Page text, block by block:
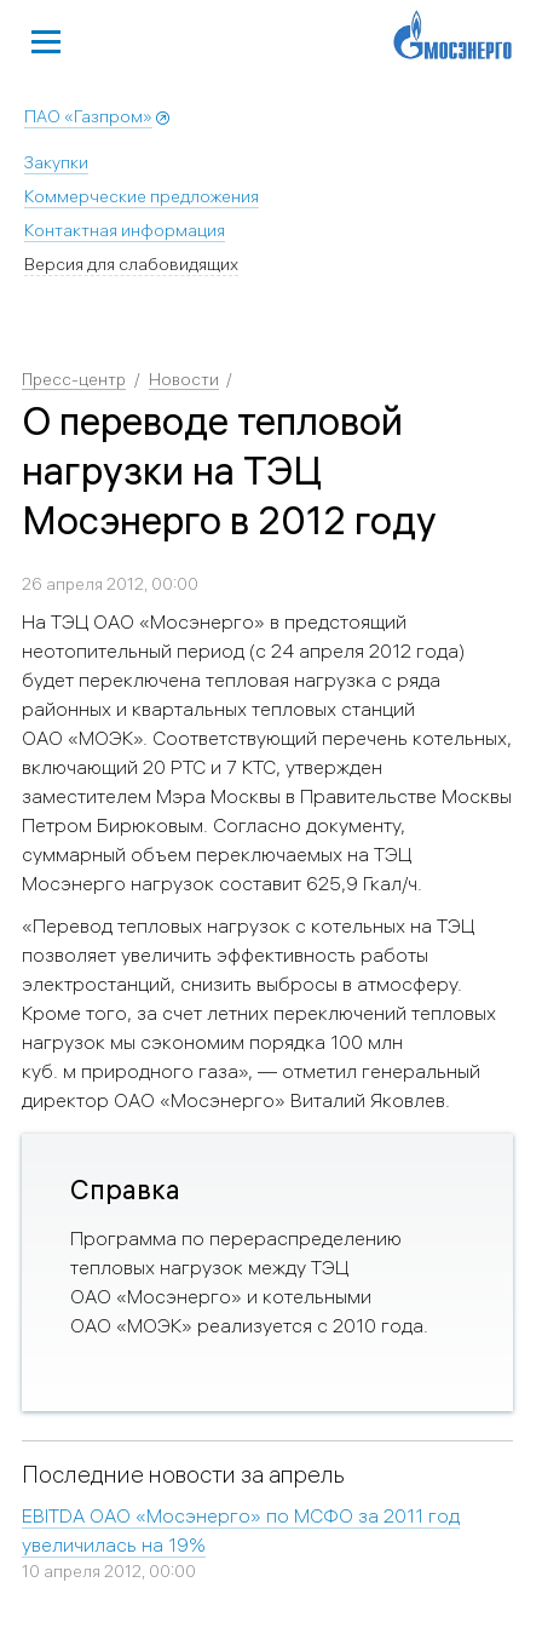
ПАО «Газпром»
Закупки
Коммерческие предложения
Контактная информация
Версия для слабовидящих
Пресс-центр Новости
О переводе тепловой
нагрузки на ТЭЦ
Мосэнерго в 2012 году
26 апреля 2012, 00:00
На ТЭЦ ОАО «Мосэнерго» в предстоящий
неотопительный период (с 24 апреля 2012 года)
будет переключена тепловая нагрузка с ряда
районных и квартальных тепловых станций
ОАО «МОЭК». Соответствующий перечень котельных,
включающий 20 РТС и 7 КТС, утвержден
заместителем Мэра Москвы в Правительстве Москвы
Петром Бирюковым. Согласно документу,
суммарный объем переключаемых на ТЭЦ
Мосэнерго нагрузок составит 625,9 Гкал/ч.
«Перевод тепловых нагрузок с котельных на ТЭЦ
позволяет увеличить эффективность работы
электростанций, снизить выбросы в атмосферу.
Кроме того, за счет летних переключений тепловых
нагрузок мы сэкономим порядка 100 млн
куб. м природного газа», — отметил генеральный
директор ОАО «Мосэнерго» Виталий Яковлев.
Справка
Программа по перераспределению
тепловых нагрузок между ТЭЦ
ОАО «Мосэнерго» и котельными
ОАО «МОЭК» реализуется с 2010 года.
Последние новости за апрель
EBITDA ОАО «Мосэнерго» по МСФО за 2011 год
увеличилась на 19%
10 апреля 2012, 00:00